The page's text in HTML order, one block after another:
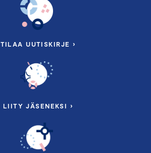
TILAA UUTISKIRJE ›
LIITY JÄSENEKSI ›